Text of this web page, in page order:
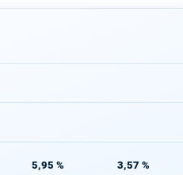
5,95 % 3,57 %